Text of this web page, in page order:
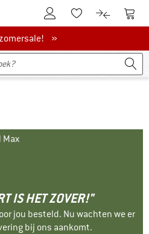
De klantenaccount
Naar deNaar de
zomersale! »
Max
IS HET ZOVER!"
jou besteld. Nu wachten we er
bij ons aankomt.